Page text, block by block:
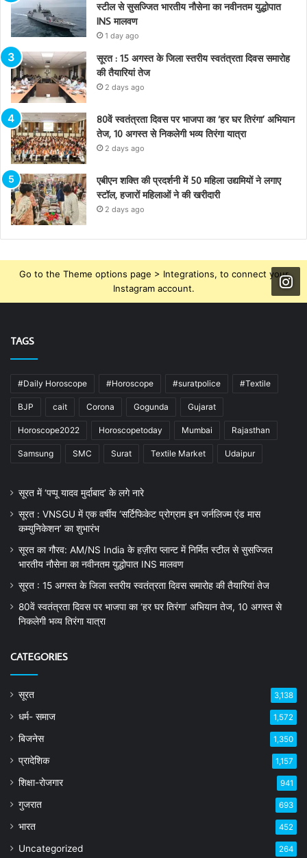
स्टील से सुसज्जित भारतीय नौसेना का नवीनतम युद्धोपात
INS मालवण
1 day ago
सूरत : 15 अगस्त के जिला स्तरीय स्वतंत्रता दिवस समारोह
की तैयारियां तेज
2 days ago
80वें स्वतंत्रता दिवस पर भाजपा का ‘हर घर तिरंगा’ अभियान
तेज, 10 अगस्त से निकलेगी भव्य तिरंगा यात्रा
2 days ago
एबीएन शक्ति की प्रदर्शनी में 50 महिला उद्यमियों ने लगाए
स्टॉल, हजारों महिलाओं ने की खरीदारी
2 days ago
Go to the Theme options page > Integrations, to connect your
Instagram account.
TAGS
#Daily Horoscope #Horoscope #suratpolice #Textile
BJP cait Corona Gogunda Gujarat
Horoscope2022 Horoscopetoday Mumbai Rajasthan
Samsung SMC Surat Textile Market Udaipur
सूरत में ‘पप्पू यादव मुर्दाबाद’ के लगे नारे
सूरत : VNSGU में एक वर्षीय ‘सर्टिफिकेट प्रोग्राम इन जर्नलिज्म एंड मास
कम्युनिकेशन’ का शुभारंभ
सूरत का गौरव: AM/NS India के हज़ीरा प्लान्ट में निर्मित स्टील से सुसज्जित
भारतीय नौसेना का नवीनतम युद्धोपात INS मालवण
सूरत : 15 अगस्त के जिला स्तरीय स्वतंत्रता दिवस समारोह की तैयारियां तेज
80वें स्वतंत्रता दिवस पर भाजपा का ‘हर घर तिरंगा’ अभियान तेज, 10 अगस्त से
निकलेगी भव्य तिरंगा यात्रा
CATEGORIES
सूरत 3,138
धर्म- समाज 1,572
बिजनेस 1,350
प्रादेशिक 1,157
शिक्षा-रोजगार 941
गुजरात 693
भारत 452
Uncategorized 264